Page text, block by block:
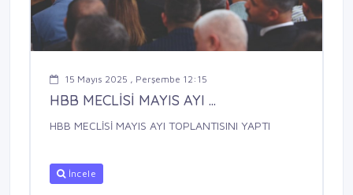
15 Mayıs 2025 , Perşembe 12:15
HBB MECLİSİ MAYIS AYI ...
HBB MECLİSİ MAYIS AYI TOPLANTISINI YAPTI
İncele